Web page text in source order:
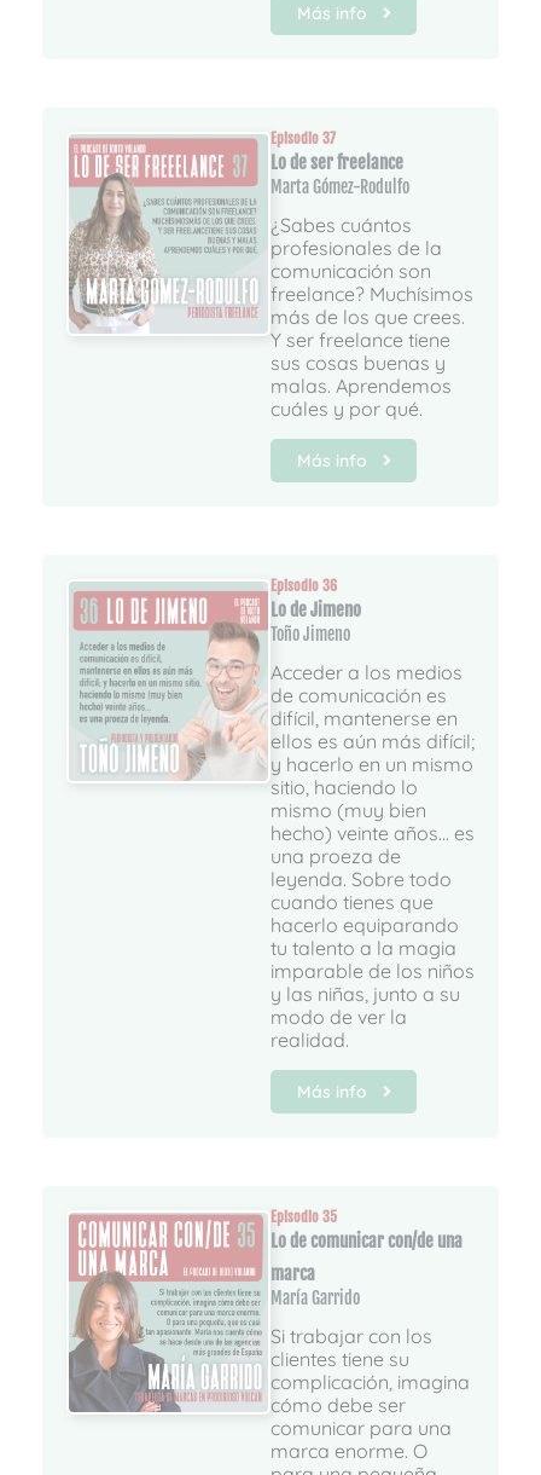
Más info
Episodio 37
Lo de ser freelance
Marta Gómez-Rodulfo
¿Sabes cuántos
profesionales de la
comunicación son
freelance? Muchísimos
más de los que crees.
Y ser freelance tiene
sus cosas buenas y
malas. Aprendemos
cuáles y por qué.
Más info
Episodio 36
Lo de Jimeno
Toño Jimeno
Acceder a los medios
de comunicación es
difícil, mantenerse en
ellos es aún más difícil;
y hacerlo en un mismo
sitio, haciendo lo
mismo (muy bien
hecho) veinte años... es
una proeza de
leyenda. Sobre todo
cuando tienes que
hacerlo equiparando
tu talento a la magia
imparable de los niños
y las niñas, junto a su
modo de ver la
realidad.
Más info
Episodio 35
Lo de comunicar con/de una
marca
María Garrido
Si trabajar con los
clientes tiene su
complicación, imagina
cómo debe ser
comunicar para una
marca enorme. O